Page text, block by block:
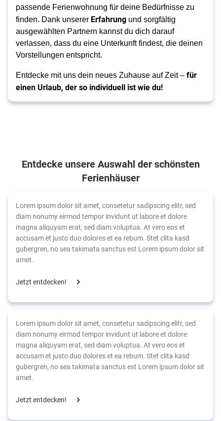
passende Ferienwohnung für deine Bedürfnisse zu
finden. Dank unserer Erfahrung und sorgfältig
ausgewählten Partnern kannst du dich darauf
verlassen, dass du eine Unterkunft findest, die deinen
Vorstellungen entspricht.
Entdecke mit uns dein neues Zuhause auf Zeit – für
einen Urlaub, der so individuell ist wie du!
Entdecke unsere Auswahl der schönsten
Ferienhäuser
Lorem ipsum dolor sit amet, consetetur sadipscing elitr, sed
diam nonumy eirmod tempor invidunt ut labore et dolore
magna aliquyam erat, sed diam voluptua. At vero eos et
accusam et justo duo dolores et ea rebum. Stet clita kasd
gubergren, no sea takimata sanctus est Lorem ipsum dolor sit
amet.
Jetzt entdecken!
Lorem ipsum dolor sit amet, consetetur sadipscing elitr, sed
diam nonumy eirmod tempor invidunt ut labore et dolore
magna aliquyam erat, sed diam voluptua. At vero eos et
accusam et justo duo dolores et ea rebum. Stet clita kasd
gubergren, no sea takimata sanctus est Lorem ipsum dolor sit
amet.
Jetzt entdecken!